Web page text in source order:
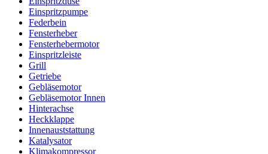
Einspritzpumpe
Federbein
Fensterheber
Fensterhebermotor
Einspritzleiste
Grill
Getriebe
Gebläsemotor
Gebläsemotor Innen
Hinterachse
Heckklappe
Innenauststattung
Katalysator
Klimakompressor